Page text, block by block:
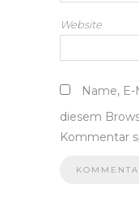
Website
Name,
diesem
Kommentar